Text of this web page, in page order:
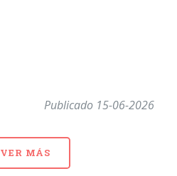
Publicado 15-06-2026
VER MÁS